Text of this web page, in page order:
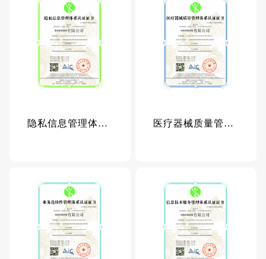
隐私信息管理体系认证证书 医疗器械质量管理体系认证证书